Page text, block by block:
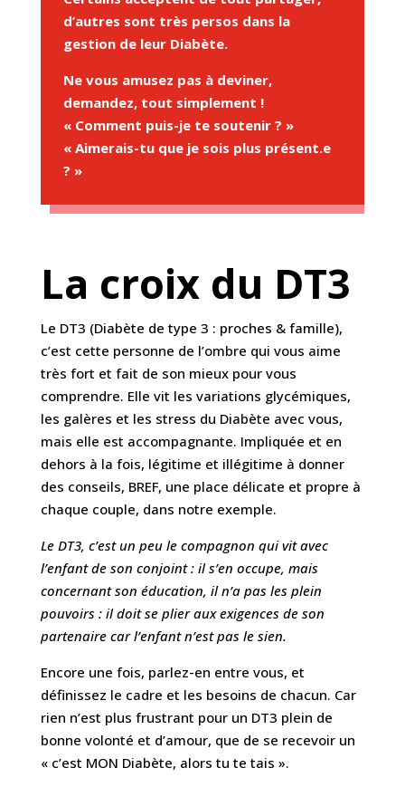
d’autres sont très persos dans la
gestion de leur Diabète.
Ne vous amusez pas à deviner,
demandez, tout simplement !
« Comment puis-je te soutenir ? »
« Aimerais-tu que je sois plus présent.e
? »
La croix du DT3
Le DT3 (Diabète de type 3 : proches & famille),
c’est cette personne de l’ombre qui vous aime
très fort et fait de son mieux pour vous
comprendre. Elle vit les variations glycémiques,
les galères et les stress du Diabète avec vous,
mais elle est accompagnante. Impliquée et en
dehors à la fois, légitime et illégitime à donner
des conseils, BREF, une place délicate et propre à
chaque couple, dans notre exemple.
Le DT3, c’est un peu le compagnon qui vit avec
l’enfant de son conjoint : il s’en occupe, mais
concernant son éducation, il n’a pas les plein
pouvoirs : il doit se plier aux exigences de son
partenaire car l’enfant n’est pas le sien.
Encore une fois, parlez-en entre vous, et
définissez le cadre et les besoins de chacun. Car
rien n’est plus frustrant pour un DT3 plein de
bonne volonté et d’amour, que de se recevoir un
« c’est MON Diabète, alors tu te tais ».